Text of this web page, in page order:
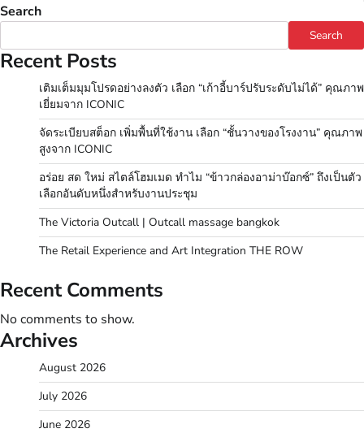
Search
Search
Recent Posts
เติมเต็มมุมโปรดอย่างลงตัว เลือก “เก้าอี้บาร์ปรับระดับไม่ได้” คุณภาพ
เยี่ยมจาก ICONIC
จัดระเบียบสต็อก เพิ่มพื้นที่ใช้งาน เลือก “ชั้นวางของโรงงาน” คุณภาพ
สูงจาก ICONIC
อร่อย สด ใหม่ สไตล์โฮมเมด ทำไม “ข้าวกล่องอาม่าบ๊อกซ์” ถึงเป็นตัว
เลือกอันดับหนึ่งสำหรับงานประชุม
The Victoria Outcall | Outcall massage bangkok
The Retail Experience and Art Integration THE ROW
Recent Comments
No comments to show.
Archives
August 2026
July 2026
June 2026